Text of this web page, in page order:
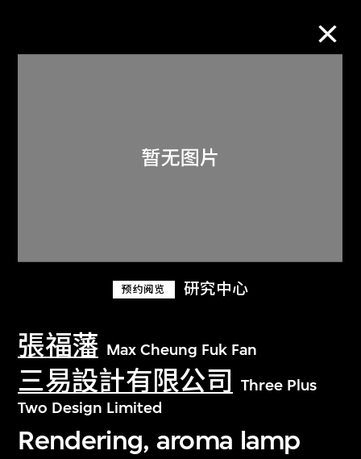
预约阅览 研究中心
張福藩 Max Cheung Fuk Fan
三易設計有限公司
Three Plus
Two Design Limited
Rendering, aroma lamp
关于M+藏品
探索世界顶级的二十及二十一世纪视觉
文化藏品。